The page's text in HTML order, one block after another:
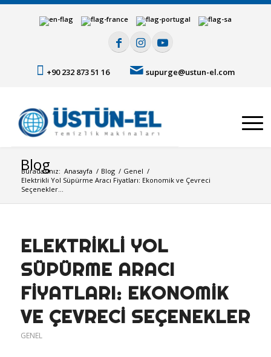
+90 232 873 51 16 supurge@ustun-el.com
Blog
Buradasınız: Anasayfa / Blog / Genel /
Elektrikli Yol Süpürme Aracı Fiyatları: Ekonomik ve Çevreci
Seçenekler...
ELEKTRIKLI YOL
SÜPÜRME ARACI
FIYATLARI: EKONOMIK
VE ÇEVRECI SEÇENEKLER
GENEL